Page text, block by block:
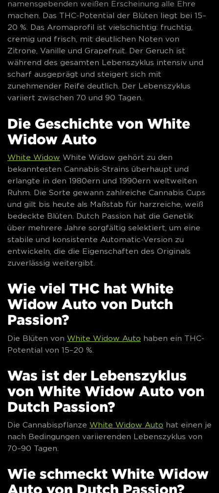
namensgebenden weißen Erscheinung alle Ehre
machen. Das THC-Potential der Blüten liegt bei 15–
20 %. Das Aromaprofil ist vielschichtig: fruchtig,
cremig und frisch, mit deutlichen Noten von
Zitrone, Vanille und Grapefruit. Der Geruch ist
während des gesamten Lebenszyklus intensiv und
scharf ausgeprägt und steigert sich mit
zunehmender Reife deutlich. Der Lebenszyklus
variiert zwischen 70 und 90 Tagen.
Die Geschichte von White
Widow Auto
White Widow White Widow gehört zu den
bekanntesten Cannabis-Strains überhaupt und
erlangte in den 1980ern und 1990ern weltweiten
Ruhm. Die Sorte gewann zahlreiche Cannabis Cups
und gilt bis heute als Maßstab für harzreiche, weiß
bedeckte Blüten. Dutch Passion hat die Genetik
über mehrere Jahre sorgfältig selektiert, um eine
stabile und konsistente Automatic-Version zu
entwickeln, die die Eigenschaften des Originals
zuverlässig weitergibt.
Wie viel THC hat White
Widow Auto von Dutch
Passion?
Die Blüten von White Widow Auto haben ein THC-
Potential von 15–20 %.
Was ist der Lebenszyklus
von White Widow Auto von
Dutch Passion?
Die Cannabispflanze White Widow Auto hat einen je
nach Bedingungen variierenden Lebenszyklus von
70–90 Tagen.
Wie schmeckt White Widow
Auto von Dutch Passion?